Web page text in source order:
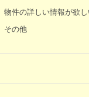
物件の詳しい情報が欲
その他